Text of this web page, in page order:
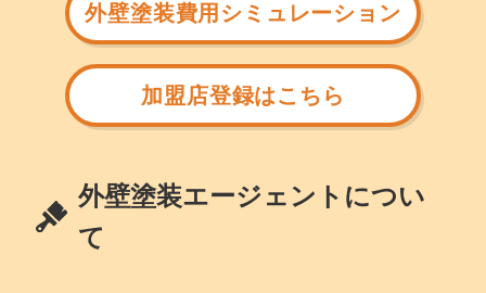
外壁塗装費用シミュレーション
加盟店登録はこちら
外壁塗装エージェントについ
て